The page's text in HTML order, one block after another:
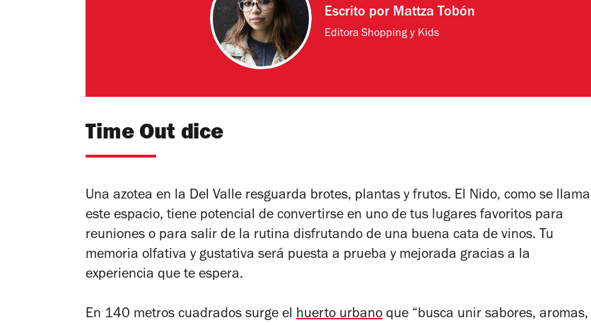
Escrito por Mattza Tobón
Editora Shopping y Kids
Time Out dice
Una azotea en la Del Valle resguarda brotes, plantas y frutos. El Nido, como se llama
este espacio, tiene potencial de convertirse en uno de tus lugares favoritos para
reuniones o para salir de la rutina disfrutando de una buena cata de vinos. Tu
memoria olfativa y gustativa será puesta a prueba y mejorada gracias a la
experiencia que te espera.
En 140 metros cuadrados surge el huerto urbano que “busca unir sabores, aromas,